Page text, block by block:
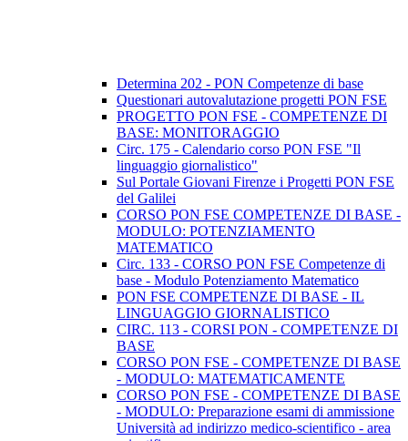
Determina 202 - PON Competenze di base
Questionari autovalutazione progetti PON FSE
PROGETTO PON FSE - COMPETENZE DI
BASE: MONITORAGGIO
Circ. 175 - Calendario corso PON FSE "Il
linguaggio giornalistico"
Sul Portale Giovani Firenze i Progetti PON FSE
del Galilei
CORSO PON FSE COMPETENZE DI BASE -
MODULO: POTENZIAMENTO
MATEMATICO
Circ. 133 - CORSO PON FSE Competenze di
base - Modulo Potenziamento Matematico
PON FSE COMPETENZE DI BASE - IL
LINGUAGGIO GIORNALISTICO
CIRC. 113 - CORSI PON - COMPETENZE DI
BASE
CORSO PON FSE - COMPETENZE DI BASE
- MODULO: MATEMATICAMENTE
CORSO PON FSE - COMPETENZE DI BASE
- MODULO: Preparazione esami di ammissione
Università ad indirizzo medico-scientifico - area